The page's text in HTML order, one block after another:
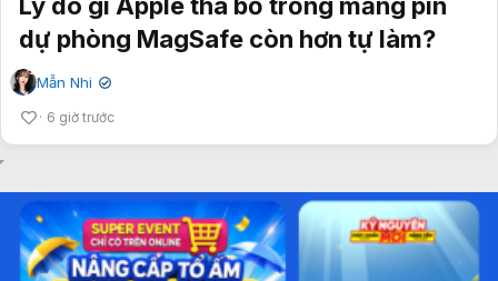
dự phòng MagSafe còn hơn tự làm?
Mẫn Nhi ✔
6 giờ trước